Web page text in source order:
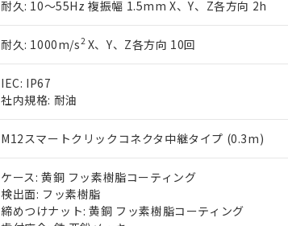
耐久: 10～55Hz 複振幅 1.5mm X、Y、Z各方向 2h
耐久: 1000m/s2X、Y、Z各方向 10回
IEC: IP67
社内規格: 耐油
M12スマートクリックコネクタ中継タイプ (0.3m)
ケース: 黄銅 フッ素樹脂コーティング
検出面: フッ素樹脂
締めつけナット: 黄銅 フッ素樹脂コーティング